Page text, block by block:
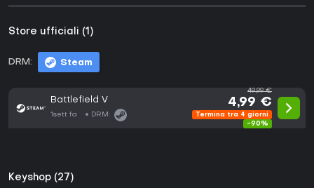
Store ufficiali (1)
DRM: Steam
Battlefield V
1sett fa DRM:
49,99 €
4,99 €
Termina tra 4 giorni
-90%
Keyshop (27)